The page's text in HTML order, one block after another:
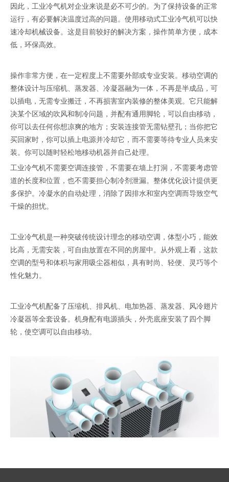
因此，工业冷气机对企业来说是必不可少的。为了保持设备的正常
运行，有必要解决温度过高的问题。使用移动式工业冷气机可以快
速冷却机械设备。这是目前较好的解决方案，操作简单方便，成本
低，环保高效。
操作非常方便，在一定程度上不需要外部或专业安装。移动空调的
整体设计与压缩机、蒸发器、冷凝器融为一体，不再是半成品，可
以插电，无需专业搬迁，不再损害室内装修的整体美观。它只能解
决某个区域的吹风和制冷问题，并配有通用脚轮，可以自由移动，
你可以去任何你想凉爽的地方；安装连接管无需钻壁孔；当你把它
买回家时，你可以插上电源并冷却它，而不需要等待专业人员来安
装。你可以随时轻松地移动机器并自己处理。
工业冷气机不需要空调连接管，不需要在墙上打洞，不需要考虑管
道的长度和位置，也不需要担心制冷剂泄漏。整体优化设计提供更
多保护。冷凝水的自动处理，消除了因排水和室内空调而导致空气
干燥的担忧。
工业冷气机是一种突破传统设计理念的移动空调，体型小巧，能效
比高，无需安装，可自由放置在不同的房屋中。从外观上看，这款
空调的型号和体积与家用吸尘器相似，具有时尚、轻便、灵巧等个
性化魅力。
工业冷气机配备了压缩机、排风机、电加热器、蒸发器、风冷翅片
冷凝器等全套设备。机身配有电源插头，外壳底座安装了四个脚
轮，使空调可以自由移动。